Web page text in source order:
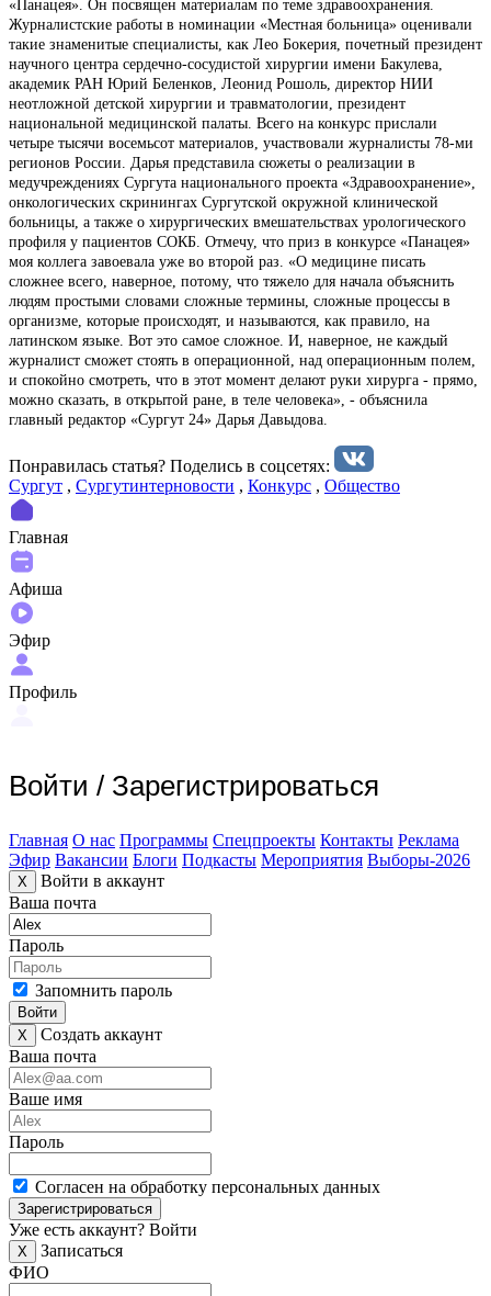
«Панацея». Он посвящен материалам по теме здравоохранения.
Журналистские работы в номинации «Местная больница» оценивали
такие знаменитые специалисты, как Лео Бокерия, почетный президент
научного центра сердечно-сосудистой хирургии имени Бакулева,
академик РАН Юрий Беленков, Леонид Рошоль, директор НИИ
неотложной детской хирургии и травматологии, президент
национальной медицинской палаты. Всего на конкурс прислали
четыре тысячи восемьсот материалов, участвовали журналисты 78-ми
регионов России. Дарья представила сюжеты о реализации в
медучреждениях Сургута национального проекта «Здравоохранение»,
онкологических скринингах Сургутской окружной клинической
больницы, а также о хирургических вмешательствах урологического
профиля у пациентов СОКБ. Отмечу, что приз в конкурсе «Панацея»
моя коллега завоевала уже во второй раз. «О медицине писать
сложнее всего, наверное, потому, что тяжело для начала объяснить
людям простыми словами сложные термины, сложные процессы в
организме, которые происходят, и называются, как правило, на
латинском языке. Вот это самое сложное. И, наверное, не каждый
журналист сможет стоять в операционной, над операционным полем,
и спокойно смотреть, что в этот момент делают руки хирурга - прямо,
можно сказать, в открытой ране, в теле человека», - объяснила
главный редактор «Сургут 24» Дарья Давыдова.
Понравилась статья? Поделиcь в соцсетях:
Сургут , Сургутинтерновости , Конкурс , Общество
Главная
Афиша
Эфир
Профиль
Войти / Зарегистрироваться
Главная О нас Программы Спецпроекты Контакты Реклама
Эфир Вакансии Блоги Подкасты Мероприятия Выборы-2026
X
Войти в аккаунт
Ваша почта
Пароль
Запомнить пароль
Войти
X
Создать аккаунт
Ваша почта
Ваше имя
Пароль
Согласен на обработку персональных данных
Зарегистрироваться
Уже есть аккаунт? Войти
X
Записаться
ФИО